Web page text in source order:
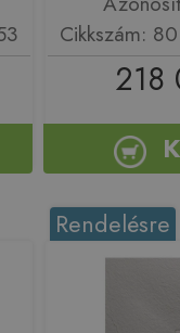
Cikkszám:
218
Rendelésre